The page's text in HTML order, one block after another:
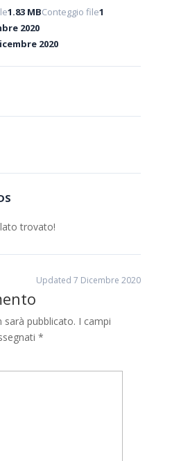
1.83 MBConteggio file1
2020
2020
trovato!
Updated 7 Dicembre 2020
sarà pubblicato. I campi
*